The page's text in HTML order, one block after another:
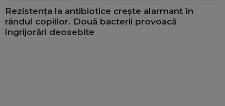
Rezistența la antibiotice crește alarmant în
rândul copiilor. Două bacterii provoacă
îngrijorări deosebite